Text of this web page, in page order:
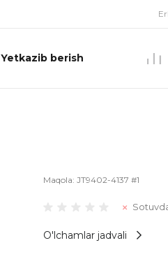
Yetkazib berish
Maqola: JT9402-4137 #1
O'lchamlar jadvali